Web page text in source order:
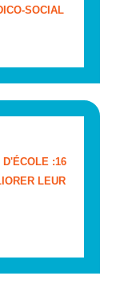
SOCIAL
D'ÉCOLE :16
LEUR